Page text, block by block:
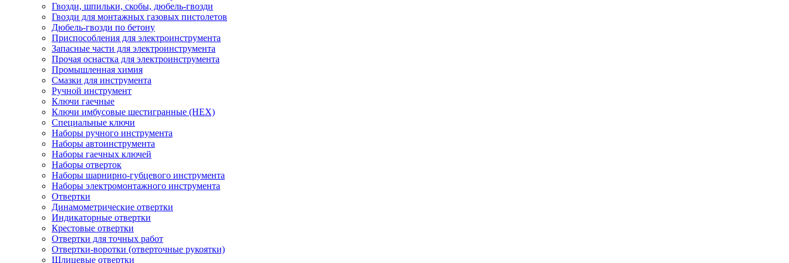
Гвозди, шпильки, скобы, дюбель-гвозди
Гвозди для монтажных газовых пистолетов
Дюбель-гвозди по бетону
Приспособления для электроинструмента
Запасные части для электроинструмента
Прочая оснастка для электроинструмента
Промышленная химия
Смазки для инструмента
Ручной инструмент
Ключи гаечные
Ключи имбусовые шестигранные (HEX)
Специальные ключи
Наборы ручного инструмента
Наборы автоинструмента
Наборы гаечных ключей
Наборы отверток
Наборы шарнирно-губцевого инструмента
Наборы электромонтажного инструмента
Отвертки
Динамометрические отвертки
Индикаторные отвертки
Крестовые отвертки
Отвертки для точных работ
Отвертки-воротки (отверточные рукоятки)
Шлицевые отвертки